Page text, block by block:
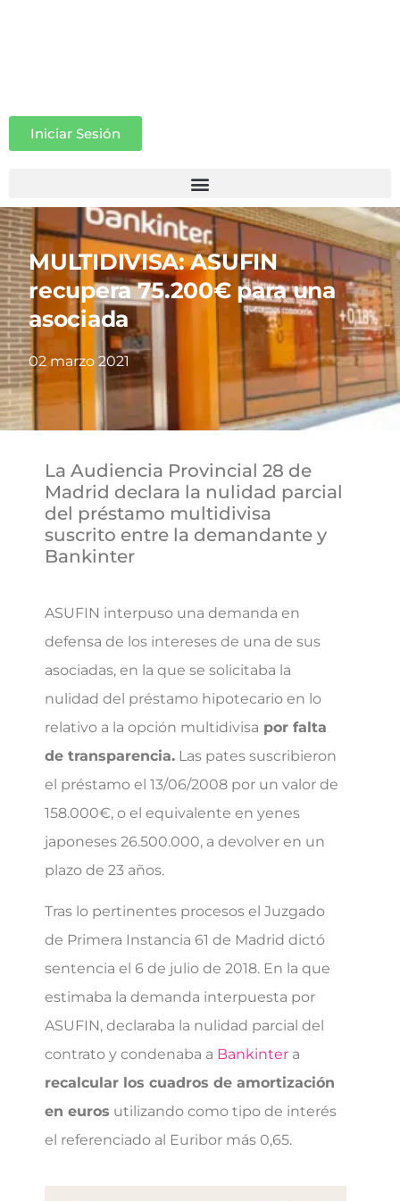
Iniciar Sesión
MULTIDIVISA: ASUFIN
recupera 75.200€ para una
asociada
02 marzo 2021
La Audiencia Provincial 28 de
Madrid declara la nulidad parcial
del préstamo multidivisa
suscrito entre la demandante y
Bankinter
ASUFIN interpuso una demanda en
defensa de los intereses de una de sus
asociadas, en la que se solicitaba la
nulidad del préstamo hipotecario en lo
relativo a la opción multidivisa por falta
de transparencia. Las pates suscribieron
el préstamo el 13/06/2008 por un valor de
158.000€, o el equivalente en yenes
japoneses 26.500.000, a devolver en un
plazo de 23 años.
Tras lo pertinentes procesos el Juzgado
de Primera Instancia 61 de Madrid dictó
sentencia el 6 de julio de 2018. En la que
estimaba la demanda interpuesta por
ASUFIN, declaraba la nulidad parcial del
contrato y condenaba a Bankinter a
recalcular los cuadros de amortización
en euros utilizando como tipo de interés
el referenciado al Euribor más 0,65.